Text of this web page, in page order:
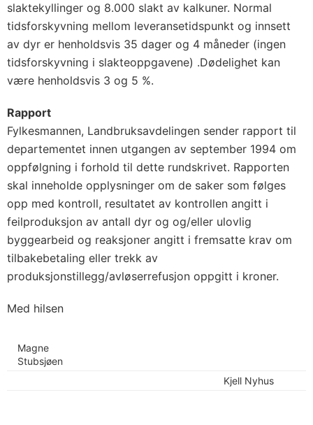
slaktekyllinger og 8.000 slakt av kalkuner. Normal
tidsforskyvning mellom leveransetidspunkt og innsett
av dyr er henholdsvis 35 dager og 4 måneder (ingen
tidsforskyvning i slakteoppgavene) .Dødelighet kan
være henholdsvis 3 og 5 %.
Rapport
Fylkesmannen, Landbruksavdelingen sender rapport til
departementet innen utgangen av september 1994 om
oppfølgning i forhold til dette rundskrivet. Rapporten
skal inneholde opplysninger om de saker som følges
opp med kontroll, resultatet av kontrollen angitt i
feilproduksjon av antall dyr og og/eller ulovlig
byggearbeid og reaksjoner angitt i fremsatte krav om
tilbakebetaling eller trekk av
produksjonstillegg/avløserrefusjon oppgitt i kroner.
Med hilsen
Magne
Stubsjøen
Kjell Nyhus